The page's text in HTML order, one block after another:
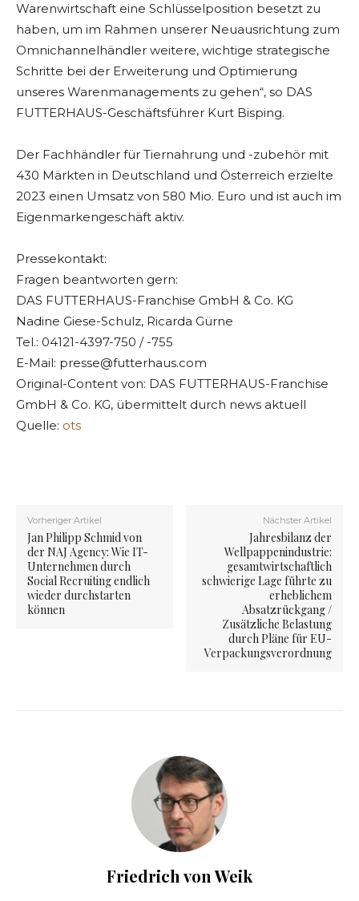
Warenwirtschaft eine Schlüsselposition besetzt zu
haben, um im Rahmen unserer Neuausrichtung zum
Omnichannelhändler weitere, wichtige strategische
Schritte bei der Erweiterung und Optimierung
unseres Warenmanagements zu gehen“, so DAS
FUTTERHAUS-Geschäftsführer Kurt Bisping.
Der Fachhändler für Tiernahrung und -zubehör mit
430 Märkten in Deutschland und Österreich erzielte
2023 einen Umsatz von 580 Mio. Euro und ist auch im
Eigenmarkengeschäft aktiv.
Pressekontakt:
Fragen beantworten gern:
DAS FUTTERHAUS-Franchise GmbH & Co. KG
Nadine Giese-Schulz, Ricarda Gürne
Tel.: 04121-4397-750 / -755
E-Mail: presse@futterhaus.com
Original-Content von: DAS FUTTERHAUS-Franchise
GmbH & Co. KG, übermittelt durch news aktuell
Quelle: ots
Vorheriger Artikel
Jan Philipp Schmid von
der NAJ Agency: Wie IT-
Unternehmen durch
Social Recruiting endlich
wieder durchstarten
können
Nächster Artikel
Jahresbilanz der
Wellpappenindustrie:
gesamtwirtschaftlich
schwierige Lage führte zu
erheblichem
Absatzrückgang /
Zusätzliche Belastung
durch Pläne für EU-
Verpackungsverordnung
Friedrich von Weik